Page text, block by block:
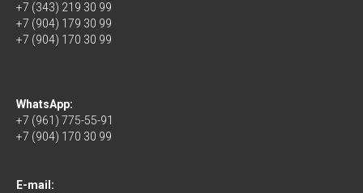
+7 (343) 219 30 99
+7 (904) 179 30 99
+7 (904) 170 30 99
WhatsApp:
+7 (961) 775-55-91
+7 (904) 170 30 99
E-mail: